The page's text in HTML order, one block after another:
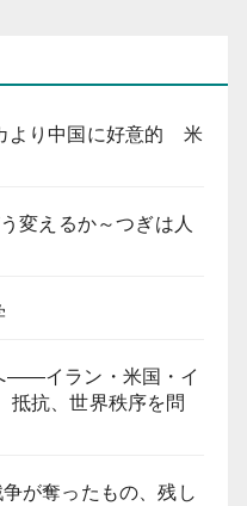
より中国に好意的 米
変えるか～つぎは人
――イラン・米国・イ
抵抗、世界秩序を問
が奪ったもの、残し